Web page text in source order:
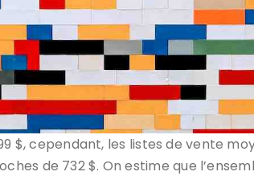
$, cependant, les listes de vente
de 732 $. On estime que